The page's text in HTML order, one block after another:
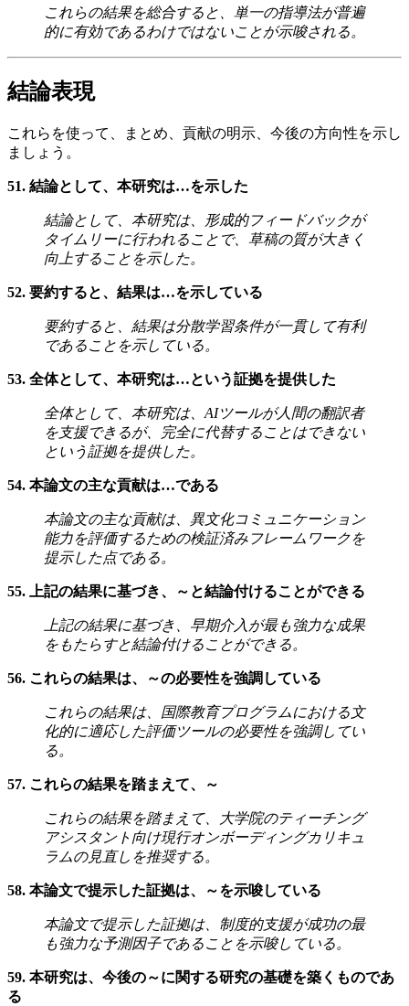
これらの結果を総合すると、単一の指導法が普遍
的に有効であるわけではないことが示唆される。
結論表現
これらを使って、まとめ、貢献の明示、今後の方向性を示し
ましょう。
51. 結論として、本研究は…を示した
結論として、本研究は、形成的フィードバックが
タイムリーに行われることで、草稿の質が大きく
向上することを示した。
52. 要約すると、結果は…を示している
要約すると、結果は分散学習条件が一貫して有利
であることを示している。
53. 全体として、本研究は…という証拠を提供した
全体として、本研究は、AIツールが人間の翻訳者
を支援できるが、完全に代替することはできない
という証拠を提供した。
54. 本論文の主な貢献は…である
本論文の主な貢献は、異文化コミュニケーション
能力を評価するための検証済みフレームワークを
提示した点である。
55. 上記の結果に基づき、～と結論付けることができる
上記の結果に基づき、早期介入が最も強力な成果
をもたらすと結論付けることができる。
56. これらの結果は、～の必要性を強調している
これらの結果は、国際教育プログラムにおける文
化的に適応した評価ツールの必要性を強調してい
る。
57. これらの結果を踏まえて、～
これらの結果を踏まえて、大学院のティーチング
アシスタント向け現行オンボーディングカリキュ
ラムの見直しを推奨する。
58. 本論文で提示した証拠は、～を示唆している
本論文で提示した証拠は、制度的支援が成功の最
も強力な予測因子であることを示唆している。
59. 本研究は、今後の～に関する研究の基礎を築くものであ
る